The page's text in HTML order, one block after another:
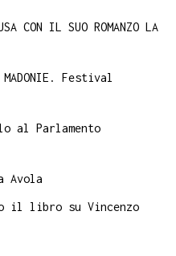
CON IL SUO ROMANZO LA
MADONIE. Festival
al Parlamento
Avola
il libro su Vincenzo